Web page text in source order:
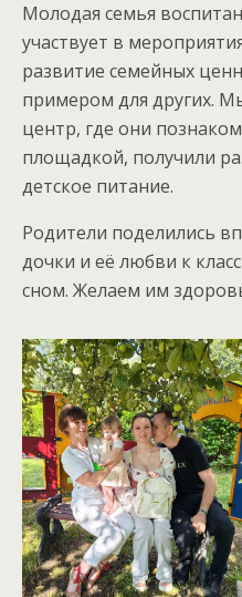
Молодая семья
участвует в
развитие семейных
примером для других.
центр, где они
площадкой, получили
детское питание.
Родители поделились
дочки и её любви к
сном. Желаем им